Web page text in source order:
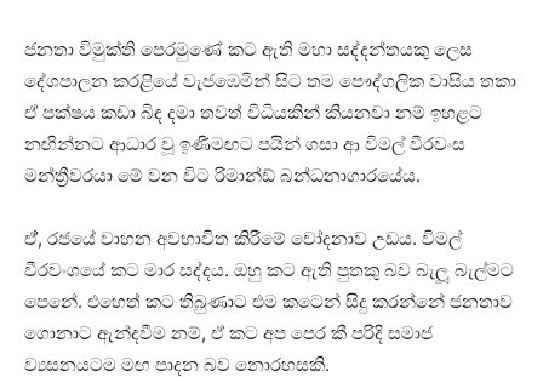
ජනතා විමුක්ති පෙරමුණේ කට ඇති මහා සද්දන්තයකු ලෙස
දේශපාලන කරළියේ වැජඹෙමින් සිට තම පෞද්ගලික වාසිය තකා
ඒ පක්ෂය කඩා බිඳ දමා තවත් විධියකින් කියනවා නම් ඉහළට
නඟින්නට ආධාර වූ ඉණිමඟට පයින් ගසා ආ විමල් වීරවංස
මන්ත්‍රීවරයා මේ වන විට රිමාන්ඩ් බන්ධනාගාරයේය.
ඒ‍්, රජයේ වාහන අවභාවිත කිරීමේ චෝදනාව උඩය. විමල්
වීරවංශයේ කට මාර සද්දය. ඔහු කට ඇති පුතකු බව බැලූ බැල්මට
පෙනේ. එහෙත් කට තිබුණාට එම කටෙන් සිදු කරන්නේ ජනතාව
ගොනාට ඇන්දවීම නම්, ඒ කට අප පෙර කී පරිදි සමාජ
ව්‍යසනයටම මඟ පාදන බව නොරහසකි.